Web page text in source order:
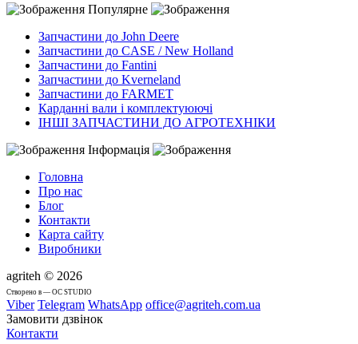
Популярне
Запчастини до John Deere
Запчастини до CASE / New Holland
Запчастини до Fantini
Запчастини до Kverneland
Запчастини до FARMET
Карданні вали і комплектуюючі
ІНШІ ЗАПЧАСТИНИ ДО АГРОТЕХНІКИ
Інформація
Головна
Про нас
Блог
Контакти
Карта сайту
Виробники
agriteh © 2026
Cтворено в — OC STUDIO
Viber Telegram WhatsApp office@agriteh.com.ua
Замовити дзвінок
Контакти